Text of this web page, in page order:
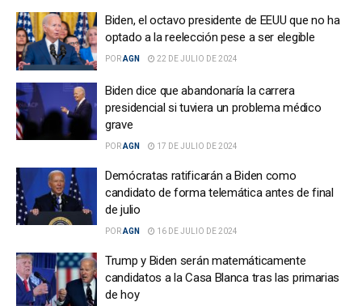
Biden, el octavo presidente de EEUU que no ha
optado a la reelección pese a ser elegible
PORAGN 22 DE JULIO DE 2024
Biden dice que abandonaría la carrera
presidencial si tuviera un problema médico
grave
PORAGN 17 DE JULIO DE 2024
Demócratas ratificarán a Biden como
candidato de forma telemática antes de final
de julio
PORAGN 16 DE JULIO DE 2024
Trump y Biden serán matemáticamente
candidatos a la Casa Blanca tras las primarias
de hoy